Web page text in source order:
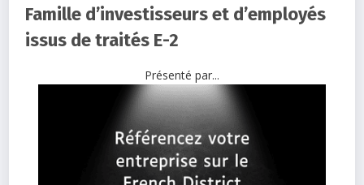
Famille d’investisseurs et d’employés
issus de traités E-2
Présenté par...